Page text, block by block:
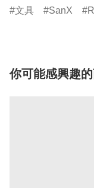
文具 SanX
你可能感興趣